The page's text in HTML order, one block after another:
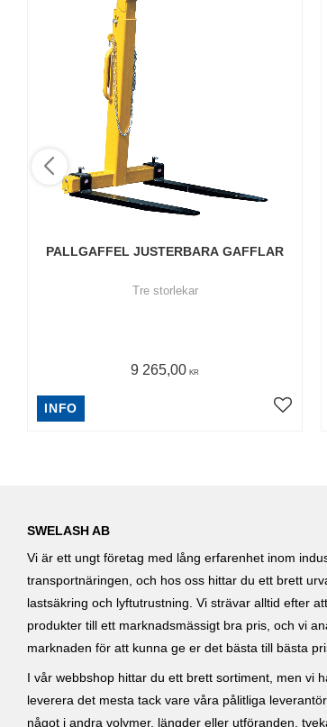
PALLGAFFEL JUSTERBARA GAFFLAR
Tre storlekar
9 265,00 KR
INFO
SWELASH AB
Vi är ett ungt företag med lång erfarenhet inom
transportnäringen, och hos oss hittar du ett brett
lastsäkring och lyftutrustning. Vi strävar alltid efter
produkter till ett marknadsmässigt bra pris, och vi
marknaden för att kunna ge er det bästa till bästa
I vår webbshop hittar du ett brett sortiment, men vi
leverera det mesta tack vare våra pålitliga
något i andra volymer, längder eller utföranden,